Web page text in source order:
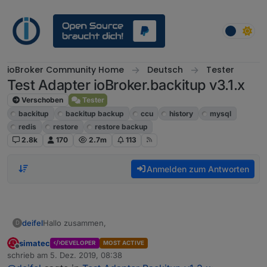
ioBroker Community Home Deutsch Tester
Test Adapter ioBroker.backitup v3.1.x
Verschoben
Tester
backitup
backitup backup ccu history
mysql
redis
restore
restore backup
2.8k
170 2.7m 113
Anmelden zum Antworten
D deifelHallo zusammen,
leider bekomme ich mit der neuen Version folgende
Fehler:
Offline
simatec DEVELOPER MOST ACTIVE
schrieb am 5. Dez. 2019, 08:38
zuletzt editiert von